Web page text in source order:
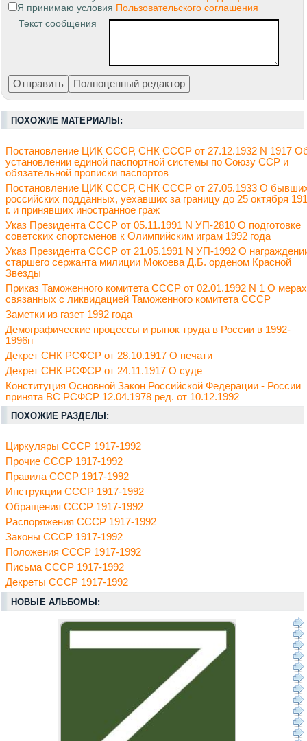
Я принимаю условия Пользовательского соглашения
Текст сообщения
ПОХОЖИЕ МАТЕРИАЛЫ:
Постановление ЦИК СССР, СНК СССР от 27.12.1932 N 1917
установлении единой паспортной системы по Союзу ССР и
обязательной прописки паспортов
Постановление ЦИК СССР, СНК СССР от 27.05.1933 О
российских подданных, уехавших за границу до 25 октября
г. и принявших иностранное граж
Указ Президента СССР от 05.11.1991 N УП-2810 О подготовке
советских спортсменов к Олимпийским играм 1992 года
Указ Президента СССР от 21.05.1991 N УП-1992 О
старшего сержанта милиции Мокоева Д.Б. орденом Красной
Звезды
Приказ Таможенного комитета СССР от 02.01.1992 N 1 О
связанных с ликвидацией Таможенного комитета СССР
Заметки из газет 1992 года
Демографические процессы и рынок труда в России в 1992-
1996гг
Декрет СНК РСФСР от 28.10.1917 О печати
Декрет СНК РСФСР от 24.11.1917 О суде
Конституция Основной Закон Российской Федерации - России
принята ВС РСФСР 12.04.1978 ред. от 10.12.1992
ПОХОЖИЕ РАЗДЕЛЫ:
Циркуляры СССР 1917-1992
Прочие СССР 1917-1992
Правила СССР 1917-1992
Инструкции СССР 1917-1992
Обращения СССР 1917-1992
Распоряжения СССР 1917-1992
Законы СССР 1917-1992
Положения СССР 1917-1992
Письма СССР 1917-1992
Декреты СССР 1917-1992
НОВЫЕ АЛЬБОМЫ: